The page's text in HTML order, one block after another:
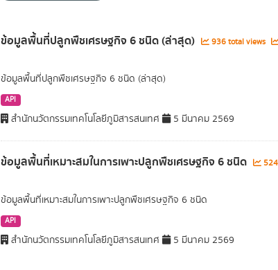
ข้อมูลพื้นที่ปลูกพืชเศรษฐกิจ 6 ชนิด (ล่าสุด) 936 total views
ข้อมูลพื้นที่ปลูกพืชเศรษฐกิจ 6 ชนิด (ล่าสุด)
API
สำนักนวัตกรรมเทคโนโลยีภูมิสารสนเทศ 5 มีนาคม 2569
ข้อมูลพื้นที่เหมาะสมในการเพาะปลูกพืชเศรษฐกิจ 6 ชนิด 524
ข้อมูลพื้นที่เหมาะสมในการเพาะปลูกพืชเศรษฐกิจ 6 ชนิด
API
สำนักนวัตกรรมเทคโนโลยีภูมิสารสนเทศ 5 มีนาคม 2569